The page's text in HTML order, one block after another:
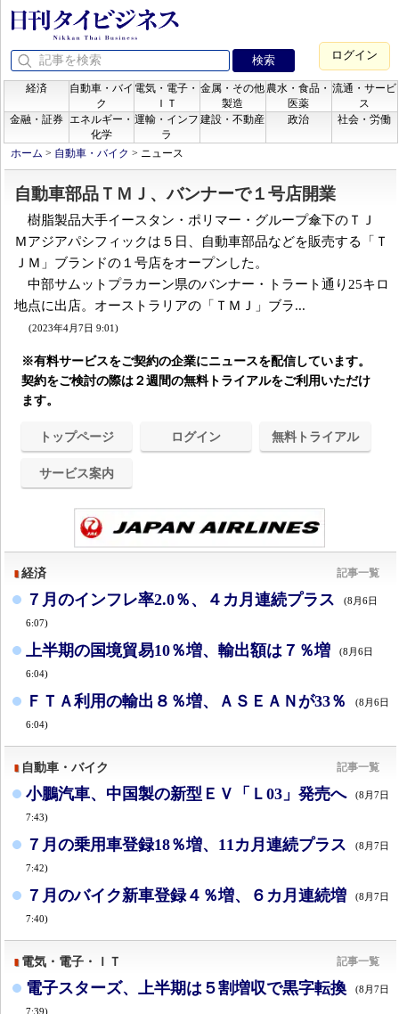
ログイン
経済
自動車・バイ
ク
電気・電子・
ＩＴ
金属・その他
製造
農水・食品・
医薬
流通・サービ
ス
金融・証券
エネルギー・
化学
運輸・インフ
ラ
建設・不動産 政治 社会・労働
ホーム > 自動車・バイク > ニュース
自動車部品ＴＭＪ、バンナーで１号店開業
樹脂製品大手イースタン・ポリマー・グループ傘下のＴＪ
Ｍアジアパシフィックは５日、自動車部品などを販売する「Ｔ
ＪＭ」ブランドの１号店をオープンした。
中部サムットプラカーン県のバンナー・トラート通り25キロ
地点に出店。オーストラリアの「ＴＭＪ」ブラ...
(2023年4月7日 9:01)
※有料サービスをご契約の企業にニュースを配信しています。
契約をご検討の際は２週間の無料トライアルをご利用いただけ
ます。
トップページ ログイン 無料トライアル
サービス案内
経済 記事一覧
７月のインフレ率2.0％、４カ月連続プラス (8月6日
6:07)
上半期の国境貿易10％増、輸出額は７％増 (8月6日
6:04)
ＦＴＡ利用の輸出８％増、ＡＳＥＡＮが33％ (8月6日
6:04)
自動車・バイク 記事一覧
小鵬汽車、中国製の新型ＥＶ「Ｌ03」発売へ (8月7日
7:43)
７月の乗用車登録18％増、11カ月連続プラス (8月7日
7:42)
７月のバイク新車登録４％増、６カ月連続増 (8月7日
7:40)
電気・電子・ＩＴ 記事一覧
電子スターズ、上半期は５割増収で黒字転換 (8月7日
7:39)